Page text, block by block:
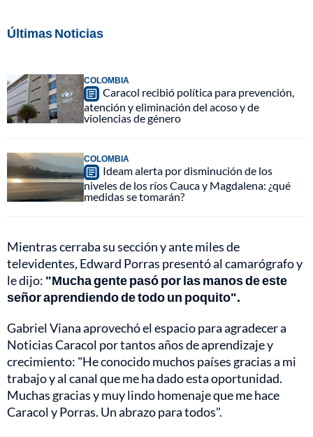
Últimas Noticias
COLOMBIA
Caracol recibió política para prevención,
atención y eliminación del acoso y de
violencias de género
COLOMBIA
Ideam alerta por disminución de los
niveles de los ríos Cauca y Magdalena: ¿qué
medidas se tomarán?
Mientras cerraba su sección y ante miles de
televidentes, Edward Porras presentó al camarógrafo y
le dijo: "Mucha gente pasó por las manos de este
señor aprendiendo de todo un poquito".
Gabriel Viana aprovechó el espacio para agradecer a
Noticias Caracol por tantos años de aprendizaje y
crecimiento: "He conocido muchos países gracias a mi
trabajo y al canal que me ha dado esta oportunidad.
Muchas gracias y muy lindo homenaje que me hace
Caracol y Porras. Un abrazo para todos".